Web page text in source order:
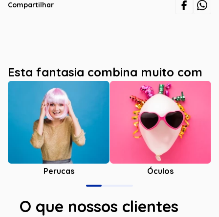
Compartilhar
Esta fantasia combina muito com
Perucas Óculos
O que nossos clientes